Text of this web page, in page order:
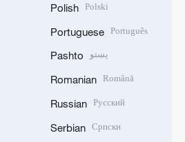
Polish Polski
Portuguese Português
Pashto پښتو
Romanian Română
Russian Русский
Serbian Српски